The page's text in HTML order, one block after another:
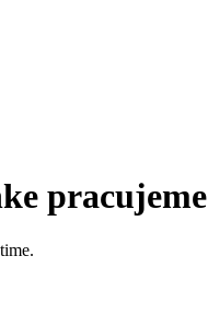
pracujeme